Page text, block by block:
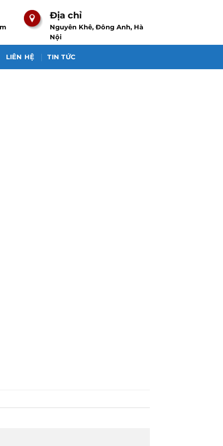
Địa chỉ
Nguyên Khê, Đông Anh, Hà
Nội
LIÊN HỆ TIN TỨC